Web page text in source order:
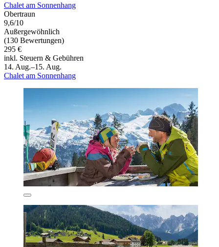
Chalet am Sonnenhang
Obertraun
9,6/10
Außergewöhnlich
(130 Bewertungen)
295 €
inkl. Steuern & Gebühren
14. Aug.–15. Aug.
Chalet am Sonnenhang